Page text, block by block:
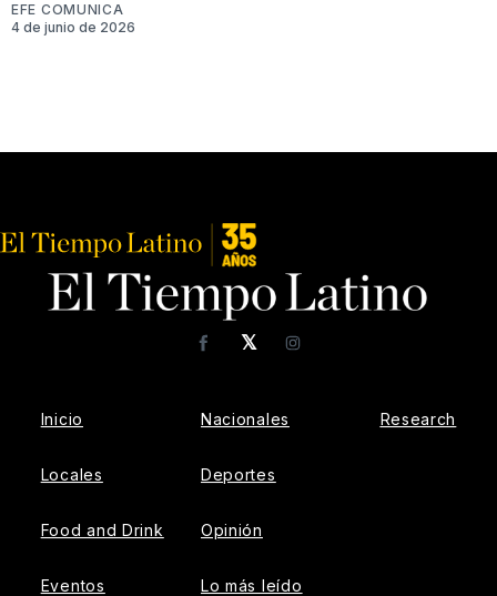
EFE COMUNICA
4 de junio de 2026
𝕏
FacebookInstagram
Inicio
Locales
Food and Drink
Eventos
Nacionales
Deportes
Opinión
Lo más leído
Research